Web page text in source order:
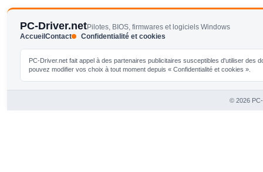
PC-Driver.netPilotes, BIOS, firmwares et logiciels Windows
AccueilContact Confidentialité et cookies
PC-Driver.net fait appel à des partenaires publicitaires susceptibles d'utiliser
pouvez modifier vos choix à tout moment depuis « Confidentialité et cookies ».
© 2026